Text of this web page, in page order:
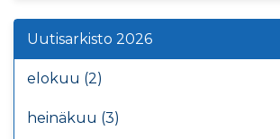
Uutisarkisto 2026
elokuu (2)
heinäkuu (3)